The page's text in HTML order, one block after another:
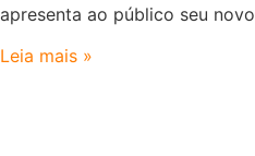
apresenta ao público seu novo
Leia mais »